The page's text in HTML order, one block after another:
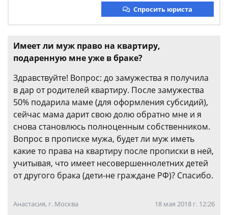
Спросить юриста
Имеет ли муж право на квартиру,
подаренную мне уже в браке?
Здравствуйте! Вопрос: до замужества я получила
в дар от родителей квартиру. После замужества
50% подарила маме (для оформления субсидий),
сейчас мама дарит свою долю обратно мне и я
снова становлюсь полноценным собственником.
Вопрос в прописке мужа, будет ли муж иметь
какие то права на квартиру после прописки в ней,
учитывая, что имеет несовершеннолетних детей
от другого брака (дети-не граждане РФ)? Спасибо.
Анастасия, г. Москва 18 мая 2018 г. 12:26